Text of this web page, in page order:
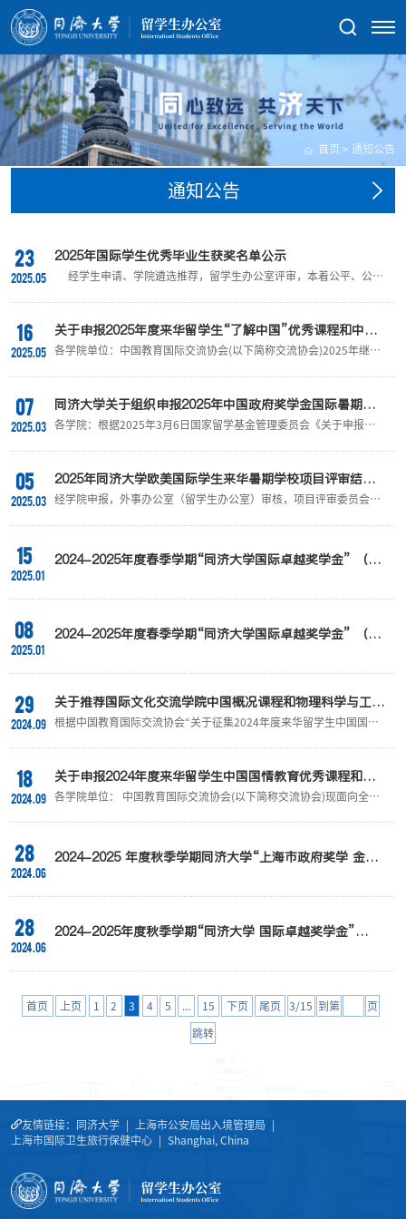
首页 >通知公告
通知公告
23
2025.05
2025年国际学生优秀毕业生获奖名单公示
经学生申请、学院遴选推荐，留学生办公室评审，本着公平、公正
生。 现将名单予以公示，公示时间从2025年5月22日至5月29日。
2156210本科生2156090本科生2156038本科生1956162本科生
2293343硕士研究生2293332硕士研究生2393242硕士研究生
2293282硕士研究生2393404硕士研究生2393427硕士研究生
16
2025.05
关于申报2025年度来华留学生“了解中国”优秀课程和中外
青少年社会实践活动基地的通知
各学院单位：中国教育国际交流协会(以下简称交流协会)2025年继续
外青少年社会实践活动基地(以下分别简称优秀课程、活动基地)。现
优质课程、特色活动基地，建设面向来华留学生和授课教师的国情教
育资源库，发挥优秀“第一课堂”“第二课堂”引领示范作用，形成战线
资源合力，推动来华留学生国情教...
07
2025.03
同济大学关于组织申报2025年中国政府奖学金国际暑期学
校项目的通知
各学院：根据2025年3月6日国家留学基金管理委员会《关于申报
【2025】13号）文件精神，为进一步推动我校国际交流与合作，提
校项目的事项通知如下：一、项目意义本次国际暑期学校项目的申报
是为了深入贯彻党的二十届三中全会精神，落实《教育强国建设规划
纲要（2024-2035年）》和三年行动计划有关工作部署，...
05
2025.03
2025年同济大学欧美国际学生来华暑期学校项目评审结果
公示
经学院申报，外事办公室（留学生办公室）审核，项目评审委员会综
2025年3月11日。通过评审的项目将纳入2025年同济大学欧美国际
市资助情况，以及学校预算额度，按照“广泛培育、多方出资”的原则
安排资助。在为各项目设置的最高资助额度内，定期（1-2月）按进
15
2025.01
2024-2025年度春季学期“同济大学国际卓越奖学金” （原
08
2025.01
2024-2025年度春季学期“同济大学国际卓越奖学金” （原
29
2024.09
关于推荐国际文化交流学院中国概况课程和物理科学与工程
学院前沿物理融合科创实践基地申报2024年度来华留学生
示
根据中国教育国际交流协会“关于征集2024年度来华留学生中国国情
认真选拔、评审，决定推荐国际文化交流学院中国概况课程和物理科
议，请于9月30日前致电65983012或发送邮件至：
liushulin@tongji.edu.cn。
18
2024.09
关于申报2024年度来华留学生中国国情教育优秀课程和中
外青少年社会实践活动基地的通知
各学院单位： 中国教育国际交流协会(以下简称交流协会)现面向全国
年社会实践活动基地(以下分别简称优秀课程、活动基地)。现将有关
建设面向来华留学生和授课教师的中国国情教育课程体系资源库，发
28
2024.06
2024-2025 年度秋季学期同济大学“上海市政府奖学 金”
28
2024.06
2024-2025年度秋季学期“同济大学 国际卓越奖学金”
首页 上页 1 2 3 4 5 15 下页 尾页 3/15 到第 页
跳转
友情链接： 同济大学 上海市公安局出入境管理局
上海市国际卫生旅行保健中心
Shanghai, China